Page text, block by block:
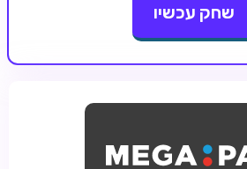
שחק עכשיו